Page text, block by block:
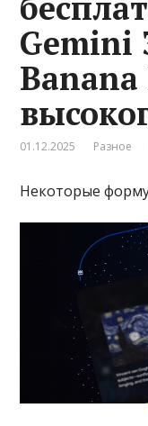
Gemini
01.12.2025 Разное
Некоторые